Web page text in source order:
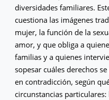
diversidades familiares.
cuestiona las imágenes
mujer, la función de la
amor, y que obliga a
familias y a quienes
sopesar cuáles derechos
en contradicción, según
circunstancias